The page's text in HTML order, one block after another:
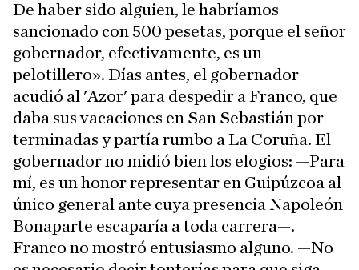
De haber sido alguien, le habríamos
sancionado con 500 pesetas, porque el señor
gobernador, efectivamente, es un
pelotillero». Días antes, el gobernador
acudió al 'Azor' para despedir a Franco, que
daba sus vacaciones en San Sebastián por
terminadas y partía rumbo a La Coruña. El
gobernador no midió bien los elogios: —Para
mí, es un honor representar en Guipúzcoa al
único general ante cuya presencia Napoleón
Bonaparte escaparía a toda carrera—.
Franco no mostró entusiasmo alguno. —No